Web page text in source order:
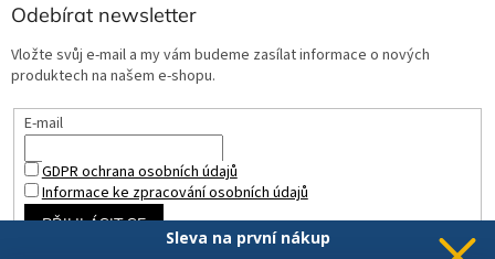
Odebírat newsletter
Vložte svůj e-mail a my vám budeme zasílat informace o nových
produktech na našem e-shopu.
E-mail
GDPR ochrana osobních údajů
Informace ke zpracování osobních údajů
PŘIHLÁSIT SE
Sleva na první nákup